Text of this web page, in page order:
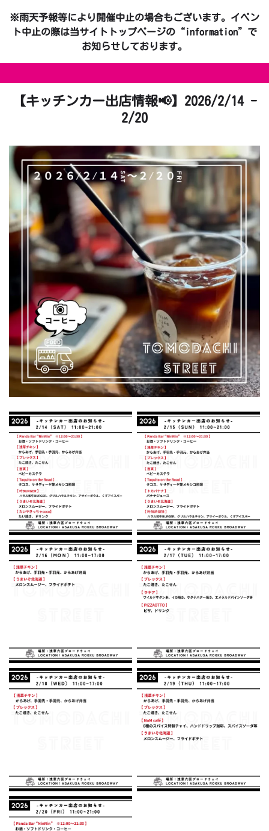
※雨天予報等により開催中止の場合もございます。イベン
ト中止の際は当サイトトップページの“information”で
お知らせしております。
【キッチンカー出店情報📢】2026/2/14 -
2/20